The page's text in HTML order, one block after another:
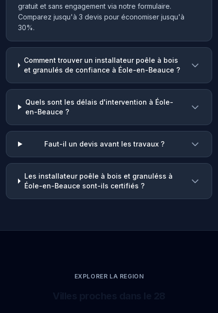
gratuit et sans engagement via notre formulaire.
Comparez jusqu'à 3 devis pour économiser jusqu'à
30%.
Comment trouver un installateur poêle à bois
et granulés de confiance à Éole-en-Beauce ?
Quels sont les délais d'intervention à Éole-
en-Beauce ?
Faut-il un devis avant les travaux ?
Les installateur poêle à bois et granuléss à
Éole-en-Beauce sont-ils certifiés ?
EXPLORER LA REGION